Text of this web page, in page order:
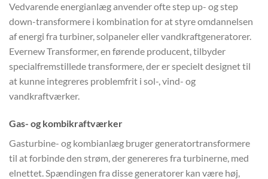
Vedvarende energianlæg anvender ofte step up- og step
down-transformere i kombination for at styre omdannelsen
af energi fra turbiner, solpaneler eller vandkraftgeneratorer.
Evernew Transformer, en førende producent, tilbyder
specialfremstillede transformere, der er specielt designet til
at kunne integreres problemfrit i sol-, vind- og
vandkraftværker.
Gas- og kombikraftværker
Gasturbine- og kombianlæg bruger generatortransformere
til at forbinde den strøm, der genereres fra turbinerne, med
elnettet. Spændingen fra disse generatorer kan være høj,